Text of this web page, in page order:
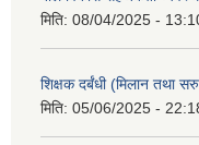
मिति: 08/04/2025 -
शिक्षक दर्बंधी (मिलान तथा
मिति: 05/06/2025 -